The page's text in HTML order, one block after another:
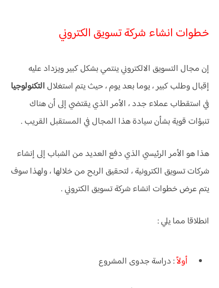
خطوات انشاء شركة تسويق الكتروني
إن مجال التسويق الالكتروني ينتمي بشكل كبير ويزداد عليه
إقبال وطلب كبير ، يوما بعد يوم ، حيث يتم استغلال التكنولوجيا
في استقطاب عملاء جدد ، الأمر الذي يقتضي إلى أن هناك
تنبؤات قوية بشأن سيادة هذا المجال في المستقبل القريب .
هذا هو الأمر الرئيسي الذي دفع العديد من الشباب إلى إنشاء
شركات تسويق الكترونية ، لتحقيق الربح من خلالها ، ولهذا سوف
يتم عرض خطوات انشاء شركة تسويق الكتروني .
انطلاقا مما يلي :
أولاً: دراسة جدوى المشروع